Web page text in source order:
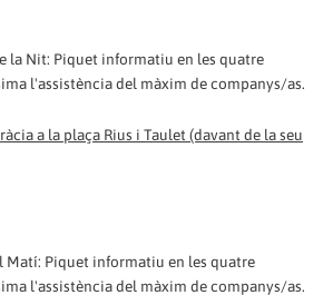
la Nit: Piquet informatiu en les quatre
l'assistència del màxim de companys/as.
a la plaça Rius i Taulet (davant de la seu
Matí: Piquet informatiu en les quatre
l'assistència del màxim de companys/as.